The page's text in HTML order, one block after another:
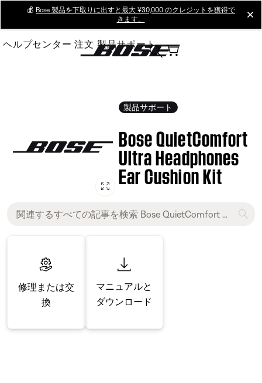
Main
💰 Bose 製品を下取りに出すと最大 ¥30,000 のクレジットを獲得で
きます。
ヘルプセンター 注文 製品サポート
製品サポート
Bose QuietComfort
Ultra Headphones
Ear Cushion Kit
修理または交
換
マニュアルと
ダウンロード